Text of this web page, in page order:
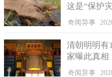
这是“保护
奇闻异事
清朝明明有
家曝此真相
奇闻异事